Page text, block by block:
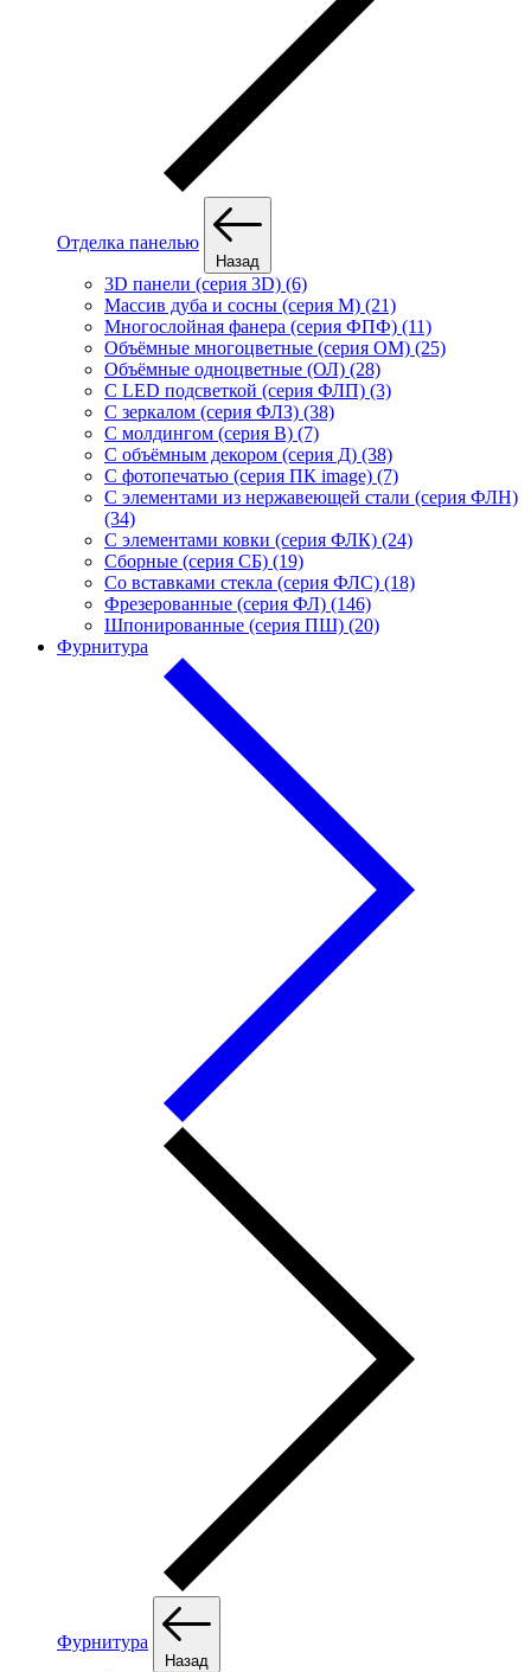
Отделка панелью
Назад
3D панели (серия 3D) (6)
Массив дуба и сосны (серия М) (21)
Многослойная фанера (серия ФПФ) (11)
Объёмные многоцветные (серия ОМ) (25)
Объёмные одноцветные (ОЛ) (28)
С LED подсветкой (серия ФЛП) (3)
С зеркалом (серия ФЛЗ) (38)
С молдингом (серия В) (7)
С объёмным декором (серия Д) (38)
С фотопечатью (серия ПК image) (7)
С элементами из нержавеющей стали (серия ФЛН)
(34)
С элементами ковки (серия ФЛК) (24)
Сборные (серия СБ) (19)
Со вставками стекла (серия ФЛС) (18)
Фрезерованные (серия ФЛ) (146)
Шпонированные (серия ПШ) (20)
Фурнитура
Фурнитура
Назад